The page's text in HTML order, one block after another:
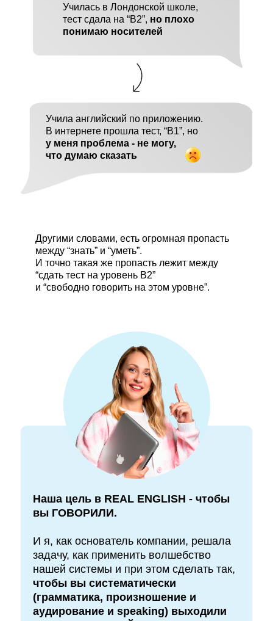
Наша цель в REAL ENGLISH - чтобы
вы ГОВОРИЛИ.
И я, как основатель компании, решала
задачу, как применить волшебство
нашей системы и при этом сделать так,
чтобы вы систематически
(грамматика, произношение и
аудирование и speaking) выходили
Другими словами, есть огромная пропасть
между “знать” и “уметь”.
И точно такая же пропасть лежит между
“сдать тест на уровень B2”
и “свободно говорить на этом уровне”.
Училась в Лондонской школе,
тест сдала на “B2”, но плохо
понимаю носителей
Учила английский по приложению.
В интернете прошла тест, “B1”, но
у меня проблема - не могу,
что думаю сказать